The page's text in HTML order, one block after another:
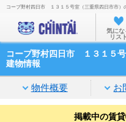
お
コープ野村四日市 １３１５号室（三重県四日市市）
気にな
リスト
コープ野村四日市 １３１５
建物情報
物件概要 お
掲載中の賃